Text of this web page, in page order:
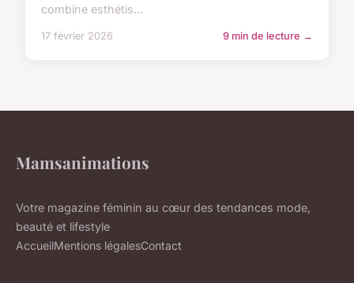
combine esthétis...
17 février 2026 9 min de lecture →
Mamsanimations
Votre magazine féminin au cœur des tendances mode,
beauté et lifestyle
AccueilMentions légalesContact